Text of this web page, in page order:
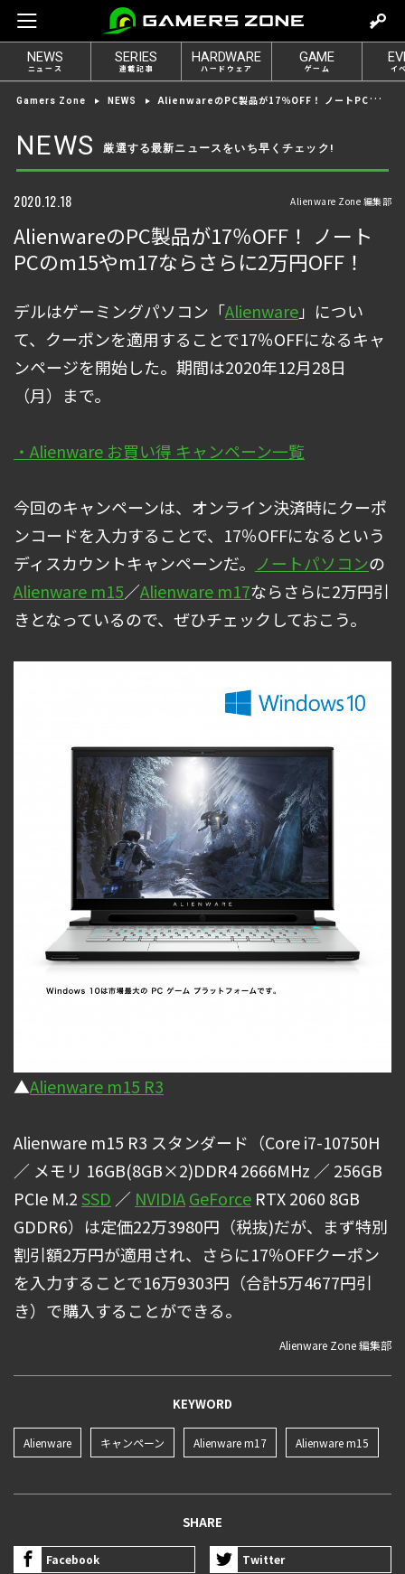
e
t
o
g
n
NEWS
ニュース
SERIES
連載記事
HARDWARE
ハードウェア
GAME
ゲーム イ
Gamers Zone NEWS AlienwareのPC製品が17％OFF！ ノートPCのm15やm17ならさらに2万円OFF！
NEWS 厳選する最新ニュースをいち早くチェック!
2020.12.18 Alienware Zone 編集部
AlienwareのPC製品が17％OFF！ ノート
PCのm15やm17ならさらに2万円OFF！
デルはゲーミングパソコン「Alienware」につい
て、クーポンを適用することで17％OFFになるキャ
ンページを開始した。期間は2020年12月28日
（月）まで。
・Alienware お買い得 キャンペーン一覧
今回のキャンペーンは、オンライン決済時にクーポ
ンコードを入力することで、17％OFFになるという
ディスカウントキャンペーンだ。 ノートパソコンの
Alienware m15／Alienware m17ならさらに2万円引
きとなっているので、ぜひチェックしておこう。
▲Alienware m15 R3
Alienware m15 R3 スタンダード（Core i7-10750H
／ メモリ 16GB(8GB×2)DDR4 2666MHz ／ 256GB
PCIe M.2SSD ／ NVIDIAGeForce RTX 2060 8GB
GDDR6）は定価22万3980円（税抜)だが、まず特別
割引額2万円が適用され、さらに17％OFFクーポン
を入力することで16万9303円（合計5万4677円引
き）で購入することができる。
Alienware Zone 編集部
KEYWORD
Alienware キャンペーン Alienware m17 Alienware m15
SHARE
Facebook Twitter